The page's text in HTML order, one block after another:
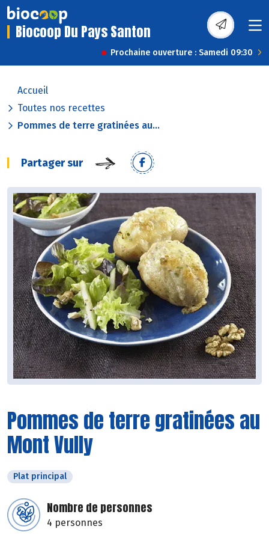
Biocoop Du Pays Santon
Prochaine ouverture : Samedi 09:30
Accueil
Toutes nos recettes
Pommes de terre gratinées au...
Partager sur
Pommes de terre gratinées au
Mont Vully
Plat principal
Nombre de personnes
4 personnes